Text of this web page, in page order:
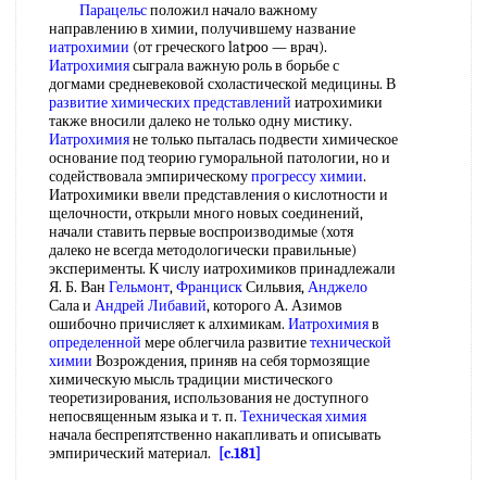
Парацельсположил начало важному
направлению в химии, получившему название
иатрохимии (от греческого latpoo — врач).
Иатрохимиясыграла важную роль в борьбе с
догмами средневековой схоластической медицины. В
развитие химических представлений иатрохимики
также вносили далеко не только одну мистику.
Иатрохимияне только пыталась подвести химическое
основание под теорию гуморальной патологии, но и
содействовала эмпирическомупрогрессу химии.
Иатрохимики ввели представления о кислотности и
щелочности, открыли много новых соединений,
начали ставить первые воспроизводимые (хотя
далеко не всегда методологически правильные)
эксперименты. К числу иатрохимиков принадлежали
Я. Б. Ван Гельмонт,ФранцискСильвия,Анджело
Сала и Андрей Либавий, которого А. Азимов
ошибочно причисляет к алхимикам. Иатрохимияв
определенной мере облегчила развитиетехнической
химии Возрождения, приняв на себя тормозящие
химическую мысль традиции мистического
теоретизирования, использования не доступного
непосвященным языка и т. п. Техническая химия
начала беспрепятственно накапливать и описывать
эмпирический материал.
[c.181]